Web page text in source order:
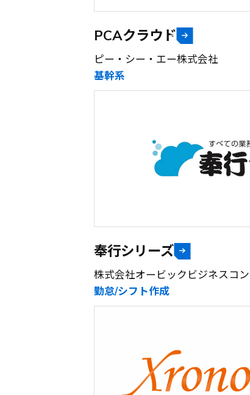
PCAクラウド
ピー・シー・エー株式会社
基幹系
奉行シリーズ
株式会社オービックビジネスコ
勤怠/シフト作成